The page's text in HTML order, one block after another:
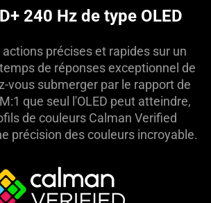
240 Hz de type OLED
précises et rapides sur un
de réponses exceptionnel de
vous submerger par le rapport de
que seul l'OLED peut atteindre,
de couleurs Calman Verified
précision des couleurs incroyable.